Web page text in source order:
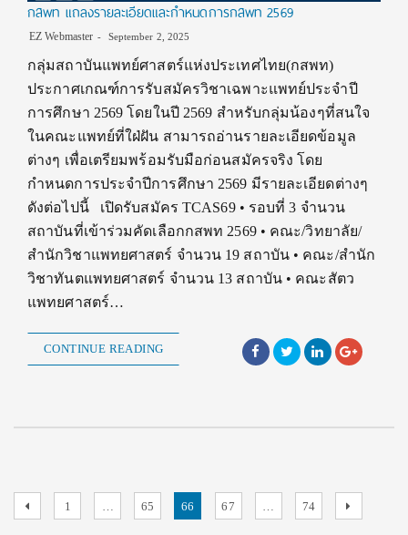
กสพท แถลงรายละเอียดและกำหนดการกสพท 2569
EZ Webmaster September 2, 2025
กลุ่มสถาบันแพทย์ศาสตร์แห่งประเทศไทย(กสพท)
ประกาศเกณฑ์การรับสมัครวิชาเฉพาะแพทย์ประจำปี
การศึกษา 2569 โดยในปี 2569 สำหรับกลุ่มน้องๆที่สนใจ
ในคณะแพทย์ที่ใฝ่ฝัน สามารถอ่านรายละเอียดข้อมูล
ต่างๆ เพื่อเตรียมพร้อมรับมือก่อนสมัครจริง โดย
กำหนดการประจำปีการศึกษา 2569 มีรายละเอียดต่างๆ
ดังต่อไปนี้ เปิดรับสมัคร TCAS69 • รอบที่ 3 จำนวน
สถาบันที่เข้าร่วมคัดเลือกกสพท 2569 • คณะ/วิทยาลัย/
สำนักวิชาแพทยศาสตร์ จำนวน 19 สถาบัน • คณะ/สำนัก
วิชาทันตแพทยศาสตร์ จำนวน 13 สถาบัน • คณะสัตว
แพทยศาสตร์…
CONTINUE READING
Posts
PreviousPage
1 … Page
65 Page
66 Page
67 … Page
74